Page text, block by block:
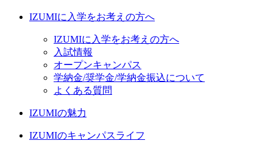
IZUMIに入学をお考えの方へ
IZUMIに入学をお考えの方へ
入試情報
オープンキャンパス
学納金/奨学金/学納金振込について
よくある質問
IZUMIの魅力
IZUMIのキャンパスライフ